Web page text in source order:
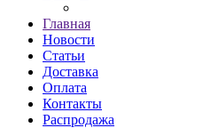
Главная
Новости
Статьи
Доставка
Оплата
Контакты
Распродажа